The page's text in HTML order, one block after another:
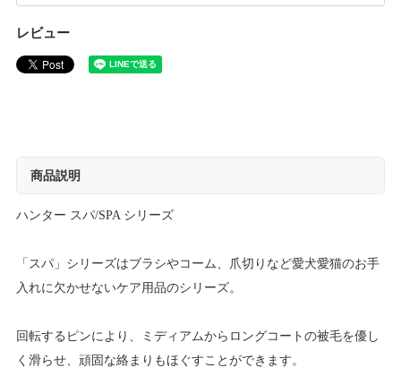
レビュー
商品説明
ハンター スパ/SPA シリーズ
「スパ」シリーズはブラシやコーム、爪切りなど愛犬愛猫のお手
入れに欠かせないケア用品のシリーズ。
回転するピンにより、ミディアムからロングコートの被毛を優し
く滑らせ、頑固な絡まりもほぐすことができます。